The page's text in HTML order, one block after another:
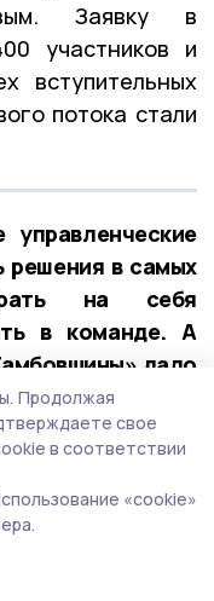
Заявку в
участников и
вступительных
потока стали
решения в самых
на себя
в команде. А
дало
— отметил
Продолжая
свое
в соответствии
«cookie»